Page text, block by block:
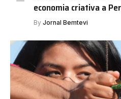
economia criativa a
By Jornal Bemtevi